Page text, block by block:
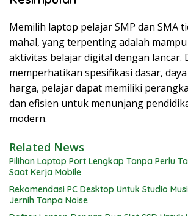
Memilih laptop pelajar SMP dan SMA
mahal, yang terpenting adalah
aktivitas belajar digital dengan lancar.
memperhatikan spesifikasi dasar,
harga, pelajar dapat memiliki
dan efisien untuk menunjang
modern.
Related News
Pilihan Laptop Port Lengkap Tanpa Perlu
Saat Kerja Mobile
Rekomendasi PC Desktop Untuk Studio
Jernih Tanpa Noise